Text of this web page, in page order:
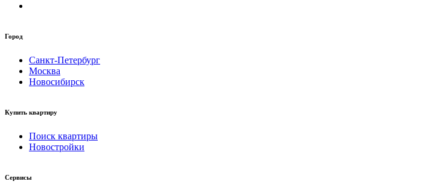
Город
Санкт-Петербург
Москва
Новосибирск
Купить квартиру
Поиск квартиры
Новостройки
Сервисы